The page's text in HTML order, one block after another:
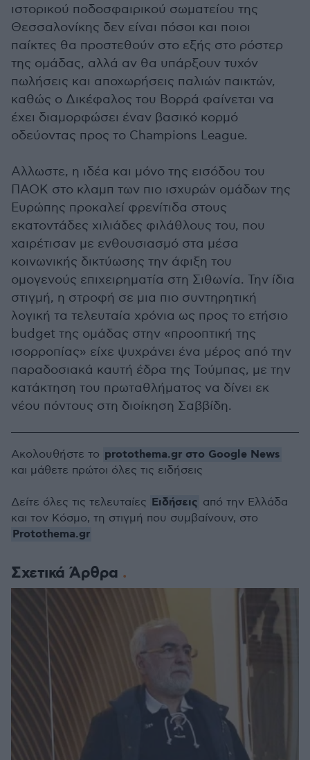
ιστορικού ποδοσφαιρικού σωματείου της
Θεσσαλονίκης δεν είναι πόσοι και ποιοι
παίκτες θα προστεθούν στο εξής στο ρόστερ
της ομάδας, αλλά αν θα υπάρξουν τυχόν
πωλήσεις και αποχωρήσεις παλιών παικτών,
καθώς ο Δικέφαλος του Βορρά φαίνεται να
έχει διαμορφώσει έναν βασικό κορμό
οδεύοντας προς το Champions League.
Αλλωστε, η ιδέα και μόνο της εισόδου του
ΠΑΟΚ στο κλαμπ των πιο ισχυρών ομάδων της
Ευρώπης προκαλεί φρενίτιδα στους
εκατοντάδες χιλιάδες φιλάθλους του, που
χαιρέτισαν με ενθουσιασμό στα μέσα
κοινωνικής δικτύωσης την άφιξη του
ομογενούς επιχειρηματία στη Σιθωνία. Την ίδια
στιγμή, η στροφή σε μια πιο συντηρητική
λογική τα τελευταία χρόνια ως προς το ετήσιο
budget της ομάδας στην «προοπτική της
ισορροπίας» είχε ψυχράνει ένα μέρος από την
παραδοσιακά καυτή έδρα της Τούμπας, με την
κατάκτηση του πρωταθλήματος να δίνει εκ
νέου πόντους στη διοίκηση Σαββίδη.
Σχετικά Άρθρα
Ακολουθήστε το protothema.gr στο Google News
και μάθετε πρώτοι όλες τις ειδήσεις
Δείτε όλες τις τελευταίες Ειδήσεις από την Ελλάδα
και τον Κόσμο, τη στιγμή που συμβαίνουν, στο
Protothema.gr